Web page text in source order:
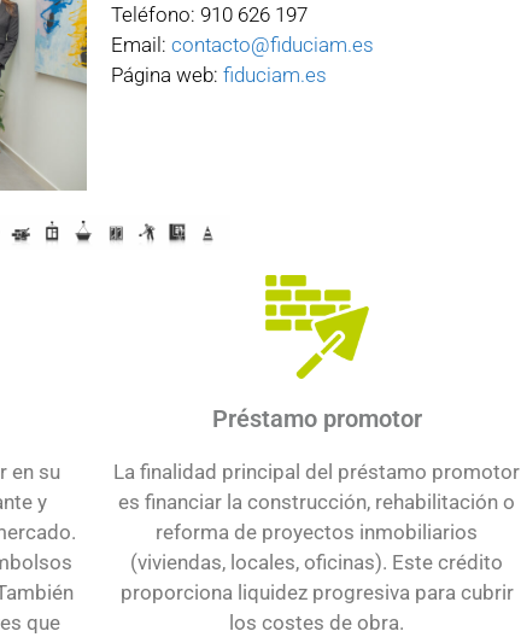
Teléfono: 910 626 197
Email: contacto@fiduciam.es
Página web: fiduciam.es
en su
y
que
Préstamo promotor
La finalidad principal del préstamo promotor
es financiar la construcción, rehabilitación o
reforma de proyectos inmobiliarios
(viviendas, locales, oficinas). Este crédito
proporciona liquidez progresiva para cubrir
los costes de obra.